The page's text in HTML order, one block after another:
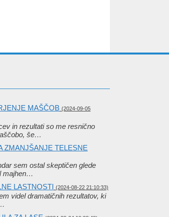
MAŠČOB (2024-09-05
in rezultati so me resnično
še…
ZMANJŠANJE TELESNE
sem ostal skeptičen glede
majhen…
LASTNOSTI (2024-08-22 21:10:33)
videl dramatičnih rezultatov, ki